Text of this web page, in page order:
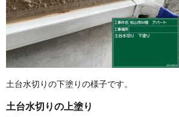
土台水切りの下塗りの様子です。
土台水切りの上塗り